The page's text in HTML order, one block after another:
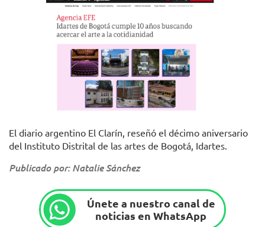
El diario argentino El Clarín, reseñó el décimo aniversario
del Instituto Distrital de las artes de Bogotá, Idartes.
Publicado por: Natalie Sánchez
Únete a nuestro canal de
noticias en WhatsApp